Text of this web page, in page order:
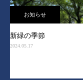
お知らせ
新緑の季節
2024.05.17